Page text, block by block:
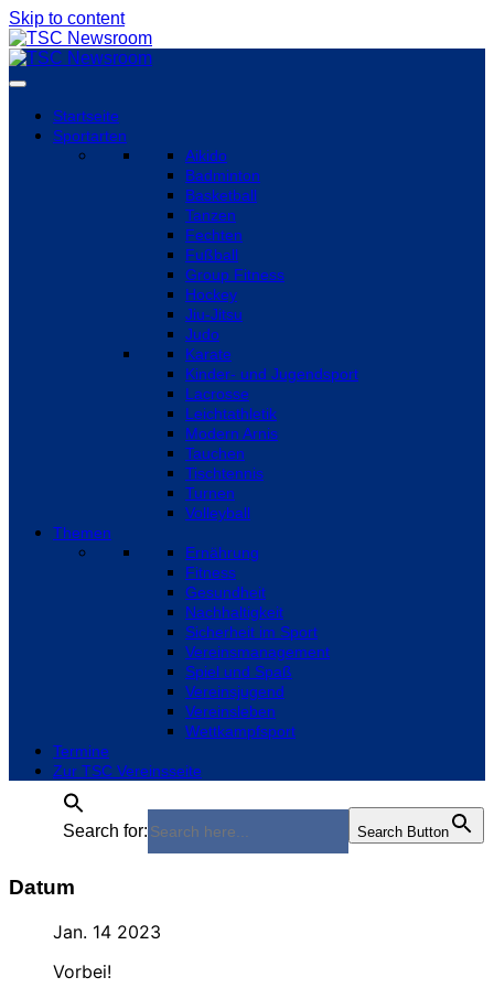
Skip to content
Startseite
Sportarten
Aikido
Badminton
Basketball
Tanzen
Fechten
Fußball
Group Fitness
Hockey
Jiu-Jitsu
Judo
Karate
Kinder- und Jugendsport
Lacrosse
Leichtathletik
Modern Arnis
Tauchen
Tischtennis
Turnen
Volleyball
Themen
Ernährung
Fitness
Gesundheit
Nachhaltigkeit
Sicherheit im Sport
Vereinsmanagement
Spiel und Spaß
Vereinsjugend
Vereinsleben
Wettkampfsport
Termine
Zur TSC Vereinsseite
Search for: Search Button
Datum
Jan. 14 2023
Vorbei!